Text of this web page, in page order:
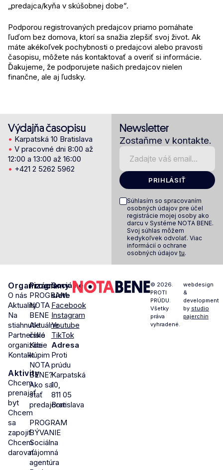
„predajca/kyňa v skúšobnej dobe”.
Podporou registrovaných predajcov priamo pomáhate
ľuďom bez domova, ktorí sa snažia zlepšiť svoj život. Ak
máte akékoľvek pochybnosti o predajcovi alebo pravosti
časopisu, môžete nás kontaktovať a overiť si informácie.
Ďakujeme, že podporujete našich predajcov nielen
finančne, ale aj ľudsky.
Výdajňa časopisu
• Karpatská 10 Bratislava
• V pracovné dni 8:00 až
12:00 a 13:00 až 16:00
• +421 2 5262 5962
Newsletter
Zostaňme v kontakte.
PRIHLÁSIŤ
Súhlasím so spracovaním
osobných údajov pre účel
registrácie mojej osoby ako
darcu v Systéme NOTA BENE.
Svoj súhlas môžem
kedykoľvek odvolať. Viac
informácií o ochrane
osobných údajov tu.
Organizácia
O nás
Aktuality
Na
stiahnutie
Partnerské
organizácie
Kontakt
Aktivity
Chcem
prenajať
byt
Chcem
sa
zapojiť
Chcem
darovať
Programy
PROGRAM
NOTA
BENE
Aktuálne
číslo
Kde
kúpim
NOTA
BENE?
Ako sa
stať
predajcom
PROGRAM
BÝVANIE
Sociálna
nájomná
agentúra
Sociálne
siete
Facebook
Instagram
Youtube
TikTok
Adresa
Proti
prúdu
Karpatská
10,
811 05
Bratislava
© 2026.
PROTI
PRÚDU.
Všetky
práva
vyhradené.
webdesign
&
development
by studio
pajerchin